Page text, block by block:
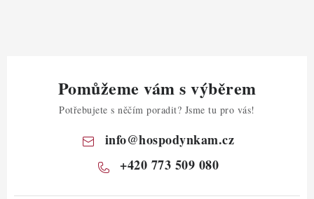
Pomůžeme vám s výběrem
Potřebujete s něčím poradit? Jsme tu pro vás!
info@hospodynkam.cz
+420 773 509 080